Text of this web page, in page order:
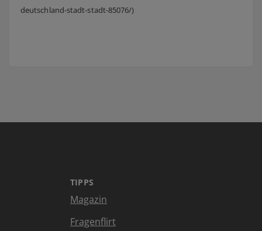
deutschland-stadt-stadt-85076/)
TIPPS
Magazin
Fragenflirt